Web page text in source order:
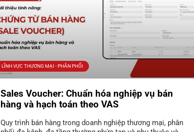
LĨNH VỰC THƯƠNG MẠI - PHÂN PHỐI
Sales Voucher: Chuẩn hóa nghiệp vụ bán
hàng và hạch toán theo VAS
Quy trình bán hàng trong doanh nghiệp thương mại, phân